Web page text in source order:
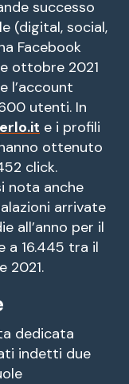
successo
(digital, social,
Facebook
ottobre 2021
l’account
utenti. In
e i profili
ottenuto
click.
nota anche
arrivate
all’anno per il
a 16.445 tra il
2021.
dedicata
indetti due